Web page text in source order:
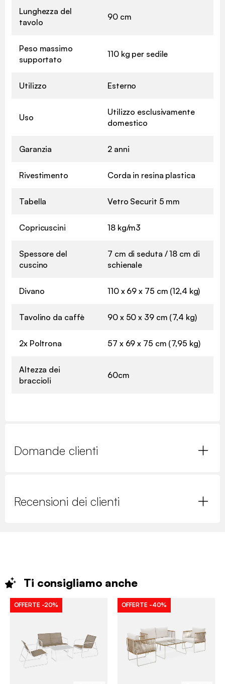
Lunghezza del
tavolo
90 cm
Peso massimo
supportato
110 kg per sedile
Utilizzo Esterno
Uso
Utilizzo esclusivamente
domestico
Garanzia 2 anni
Rivestimento Corda in resina plastica
Tabella Vetro Securit 5 mm
Copricuscini 18 kg/m3
Spessore del
cuscino
7 cm di seduta / 18 cm di
schienale
Divano 110 x 69 x 75 cm (12,4 kg)
Tavolino da caffè 90 x 50 x 39 cm (7,4 kg)
2x Poltrona 57 x 69 x 75 cm (7,95 kg)
Altezza dei
braccioli
60cm
Domande clienti
Recensioni dei clienti
Ti consigliamo anche
OFFERTE -20% OFFERTE -40%